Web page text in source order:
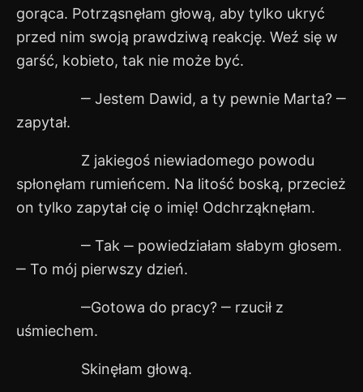
gorąca. Potrząsnęłam głową, aby tylko ukryć
przed nim swoją prawdziwą reakcję. Weź się w
garść, kobieto, tak nie może być.
‒ Jestem Dawid, a ty pewnie Marta? ‒
zapytał.
Z jakiegoś niewiadomego powodu
spłonęłam rumieńcem. Na litość boską, przecież
on tylko zapytał cię o imię! Odchrząknęłam.
‒ Tak ‒ powiedziałam słabym głosem.
‒ To mój pierwszy dzień.
‒Gotowa do pracy? ‒ rzucił z
uśmiechem.
Skinęłam głową.